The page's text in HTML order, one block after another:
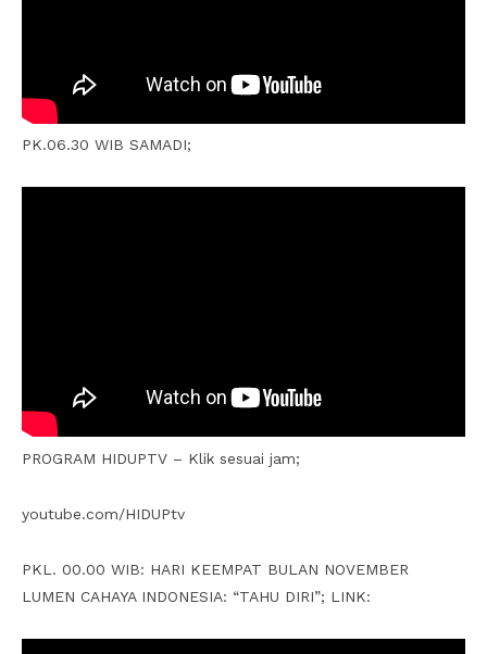
PK.06.30 WIB SAMADI;
PROGRAM HIDUPTV – Klik sesuai jam;
youtube.com/HIDUPtv
PKL. 00.00 WIB: HARI KEEMPAT BULAN NOVEMBER
LUMEN CAHAYA INDONESIA: “TAHU DIRI”; LINK: